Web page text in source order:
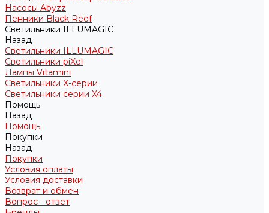
Насосы Abyzz
Пенники Black Reef
Светильники ILLUMAGIC
Назад
Светильники ILLUMAGIC
Светильники piXel
Лампы Vitamini
Светильники X-серии
Светильники серии X4
Помощь
Назад
Помощь
Покупки
Назад
Покупки
Условия оплаты
Условия доставки
Возврат и обмен
Вопрос - ответ